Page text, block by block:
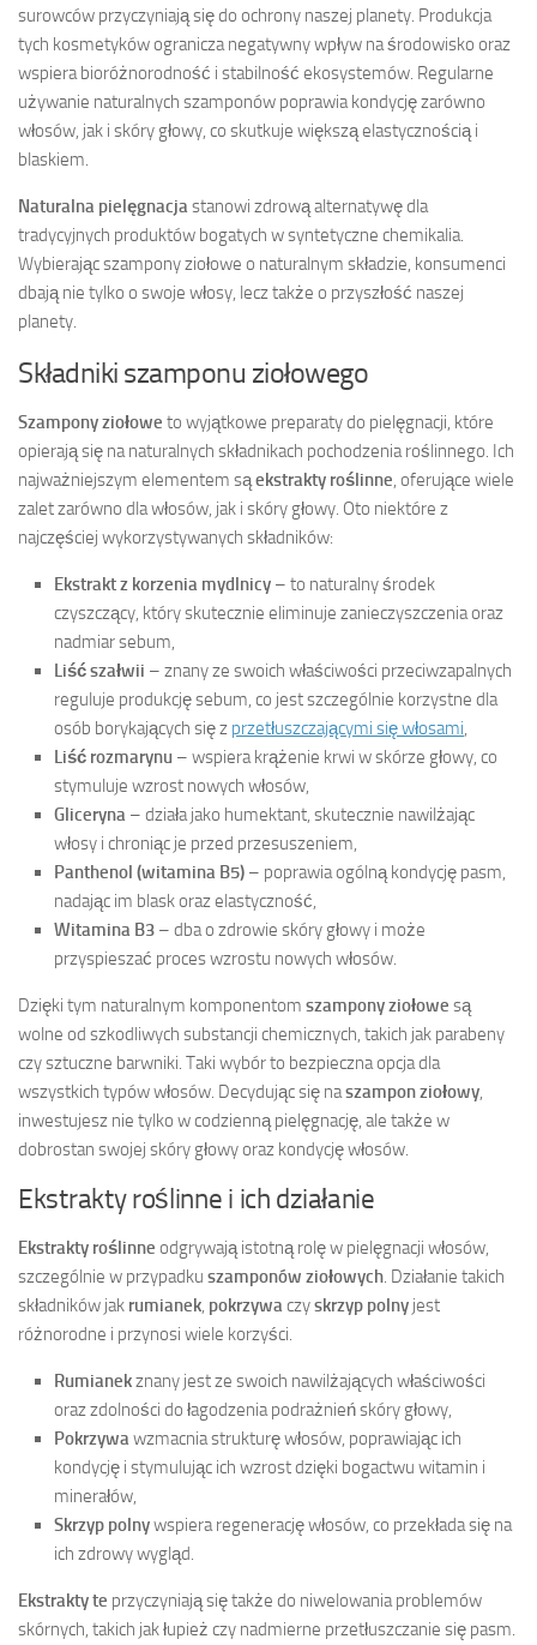
surowców przyczyniają się do ochrony naszej planety. Produkcja
tych kosmetyków ogranicza negatywny wpływ na środowisko oraz
wspiera bioróżnorodność i stabilność ekosystemów. Regularne
używanie naturalnych szamponów poprawia kondycję zarówno
włosów, jak i skóry głowy, co skutkuje większą elastycznością i
blaskiem.
Naturalna pielęgnacjastanowi zdrową alternatywę dla
tradycyjnych produktów bogatych w syntetyczne chemikalia.
Wybierając szampony ziołowe o naturalnym składzie, konsumenci
dbają nie tylko o swoje włosy, lecz także o przyszłość naszej
planety.
Składniki szamponu ziołowego
Szampony ziołowe to wyjątkowe preparaty do pielęgnacji, które
opierają się na naturalnych składnikach pochodzenia roślinnego. Ich
najważniejszym elementem sąekstrakty roślinne, oferujące wiele
zalet zarówno dla włosów, jak i skóry głowy. Oto niektóre z
najczęściej wykorzystywanych składników:
Ekstrakt z korzenia mydlnicy – to naturalny środek
czyszczący, który skutecznie eliminuje zanieczyszczenia oraz
nadmiar sebum,
Liść szałwii – znany ze swoich właściwości przeciwzapalnych
reguluje produkcję sebum, co jest szczególnie korzystne dla
osób borykających się z przetłuszczającymi się włosami,
Liść rozmarynu – wspiera krążenie krwi w skórze głowy, co
stymuluje wzrost nowych włosów,
Gliceryna – działa jako humektant, skutecznie nawilżając
włosy i chroniąc je przed przesuszeniem,
Panthenol (witamina B5) – poprawia ogólną kondycję pasm,
nadając im blask oraz elastyczność,
Witamina B3 – dba o zdrowie skóry głowy i może
przyspieszać proces wzrostu nowych włosów.
Dzięki tym naturalnym komponentom szampony ziołowe są
wolne od szkodliwych substancji chemicznych, takich jak parabeny
czy sztuczne barwniki. Taki wybór to bezpieczna opcja dla
wszystkich typów włosów. Decydując się naszampon ziołowy,
inwestujesz nie tylko w codzienną pielęgnację, ale także w
dobrostan swojej skóry głowy oraz kondycję włosów.
Ekstrakty roślinne i ich działanie
Ekstrakty roślinne odgrywają istotną rolę w pielęgnacji włosów,
szczególnie w przypadku szamponów ziołowych. Działanie takich
składników jak rumianek, pokrzywaczyskrzyp polny jest
różnorodne i przynosi wiele korzyści.
Rumianekznany jest ze swoich nawilżających właściwości
oraz zdolności do łagodzenia podrażnień skóry głowy,
Pokrzywawzmacnia strukturę włosów, poprawiając ich
kondycję i stymulując ich wzrost dzięki bogactwu witamin i
minerałów,
Skrzyp polnywspiera regenerację włosów, co przekłada się na
ich zdrowy wygląd.
Ekstrakty te przyczyniają się także do niwelowania problemów
skórnych, takich jak łupież czy nadmierne przetłuszczanie się pasm.